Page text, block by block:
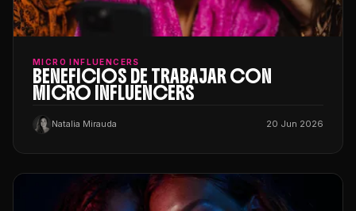
MICRO INFLUENCERS
BENEFICIOS DE TRABAJAR CON
MICRO INFLUENCERS
Natalia Mirauda 20 Jun 2026